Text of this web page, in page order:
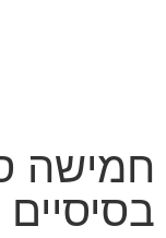
חמישה
בסיסיים